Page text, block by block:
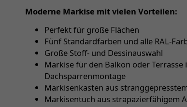
Moderne Markise mit vielen Vorteilen:
Perfekt für große Flächen
Fünf Standardfarben und alle RAL-
Große Stoff- und Dessinauswahl
Markise für den Balkon oder
Dachsparrenmontage
Markisenkasten aus
Markisentuch aus strapazierfähigem